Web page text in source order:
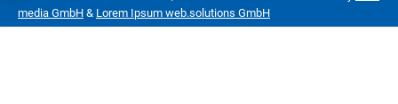
media GmbH & Lorem Ipsum web.solutions GmbH